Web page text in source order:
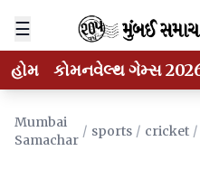
☰
હોમ કોમનવેલ્થ ગેમ્સ
Mumbai
Samachar
/ sports / cricket /